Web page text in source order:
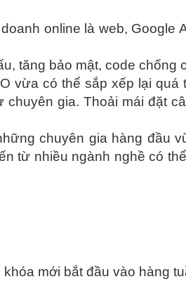
online là web, Google
tăng bảo mật, code chống
vừa có thể sắp xếp lại quá
gia. Thoải mái đặt
chuyên gia hàng đầu
từ nhiều ngành nghề có
mới bắt đầu vào hàng